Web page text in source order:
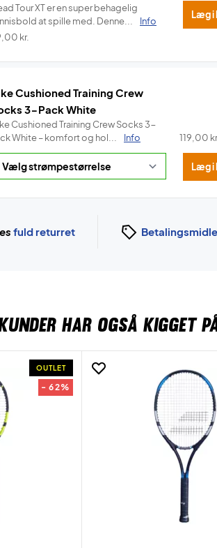
Tour XT er en super behagelig
at spille med. Denne...
Info
kr.
Læg i
Cushioned Training Crew
3-Pack White
Cushioned Training Crew Socks 3-
White – komfort og hol...
Info 119,00
Læg i
fuld returret
HAR OGSÅ KIGGET
OUTLET
- 62%